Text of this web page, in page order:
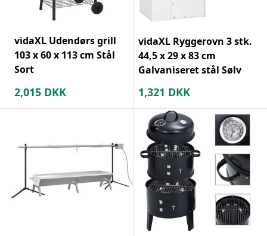
vidaXL Udendørs grill
103 x 60 x 113 cm Stål
Sort
2,015 DKK
vidaXL Ryggerovn 3 stk.
44,5 x 29 x 83 cm
Galvaniseret stål Sølv
1,321 DKK